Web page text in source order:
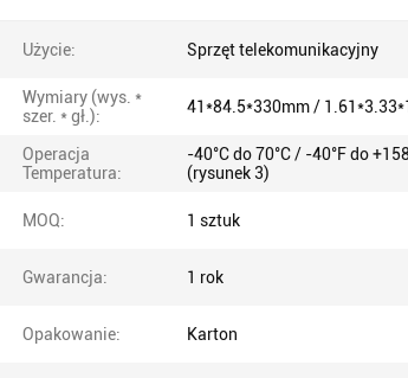
Użycie: Sprzęt telekomunikacyjny
Wymiary (wys. *
szer. * gł.):
41*84.5*330mm /
Operacja
Temperatura:
-40°C do 70°C / -40°F do
(rysunek 3)
MOQ: 1 sztuk
Gwarancja: 1 rok
Opakowanie: Karton